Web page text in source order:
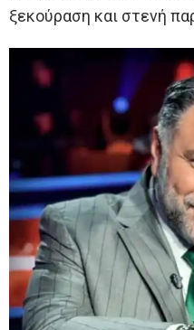
ξεκούραση και στενή